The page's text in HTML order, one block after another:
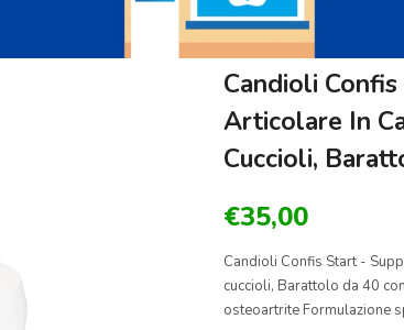
Candioli
Articolare In
Cuccioli,
€35,00
Candioli Confis Start -
cuccioli, Barattolo da 40
osteoartrite Formulazione